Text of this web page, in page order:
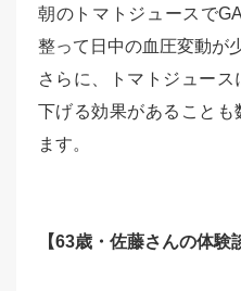
朝のトマトジュースで
整って日中の血圧変動が
さらに、トマトジュー
下げる効果があること
ます。
【63歳・佐藤さんの体験